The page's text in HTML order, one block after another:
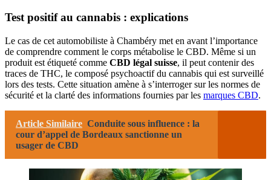
Test positif au cannabis : explications
Le cas de cet automobiliste à Chambéry met en avant l’importance
de comprendre comment le corps métabolise le CBD. Même si un
produit est étiqueté comme CBD légal suisse, il peut contenir des
traces de THC, le composé psychoactif du cannabis qui est surveillé
lors des tests. Cette situation amène à s’interroger sur les normes de
sécurité et la clarté des informations fournies par les marques CBD.
Article Similaire Conduite sous influence : la
cour d’appel de Bordeaux sanctionne un
usager de CBD